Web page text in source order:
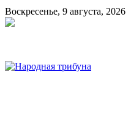
Воскресенье, 9 августа, 2026